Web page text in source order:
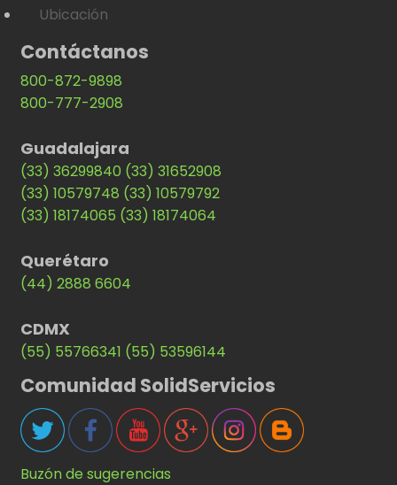
Ubicación
Contáctanos
800-872-9898
800-777-2908
Guadalajara
(33) 36299840 (33) 31652908
(33) 10579748 (33) 10579792
(33) 18174065 (33) 18174064
Querétaro
(44) 2888 6604
CDMX
(55) 55766341 (55) 53596144
Comunidad SolidServicios
Buzón de sugerencias